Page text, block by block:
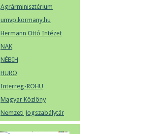
Agrárminisztérium
umvp.kormany.hu
Hermann Ottó Intézet
NAK
NÉBIH
HURO
Interreg-ROHU
Magyar Közlöny
Nemzeti Jogszabálytár